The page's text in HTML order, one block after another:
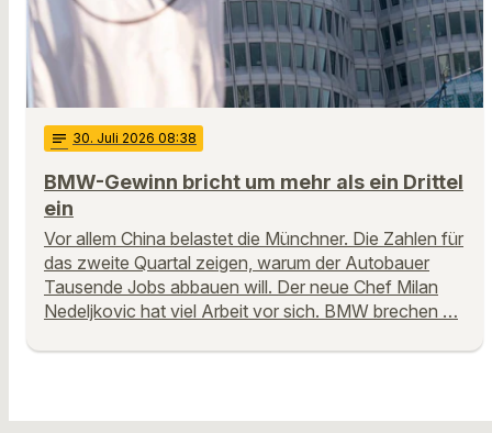
notes 30. Juli 2026 08:38
BMW-Gewinn bricht um mehr als ein Drittel
ein
Vor allem China belastet die Münchner. Die Zahlen für
das zweite Quartal zeigen, warum der Autobauer
Tausende Jobs abbauen will. Der neue Chef Milan
Nedeljkovic hat viel Arbeit vor sich. BMW brechen …